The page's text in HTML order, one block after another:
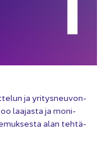
ja yri­tys­neu­von­
laa­jas­ta ja mo­ni­
alan teh­tä­